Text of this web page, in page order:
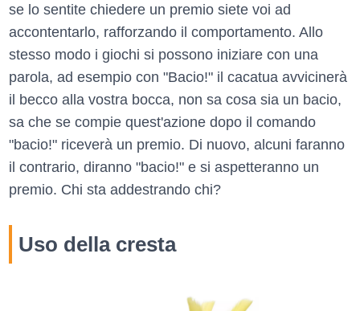
se lo sentite chiedere un premio siete voi ad
accontentarlo, rafforzando il comportamento. Allo
stesso modo i giochi si possono iniziare con una
parola, ad esempio con "Bacio!" il cacatua avvicinerà
il becco alla vostra bocca, non sa cosa sia un bacio,
sa che se compie quest'azione dopo il comando
"bacio!" riceverà un premio. Di nuovo, alcuni faranno
il contrario, diranno "bacio!" e si aspetteranno un
premio. Chi sta addestrando chi?
Uso della cresta